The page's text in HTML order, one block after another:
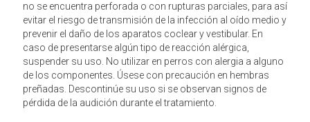
no se encuentra perforada o con rupturas parciales, para así
evitar el riesgo de transmisión de la infección al oído medio y
prevenir el daño de los aparatos coclear y vestibular. En
caso de presentarse algún tipo de reacción alérgica,
suspender su uso. No utilizar en perros con alergia a alguno
de los componentes. Úsese con precaución en hembras
preñadas. Descontinúe su uso si se observan signos de
pérdida de la audición durante el tratamiento.